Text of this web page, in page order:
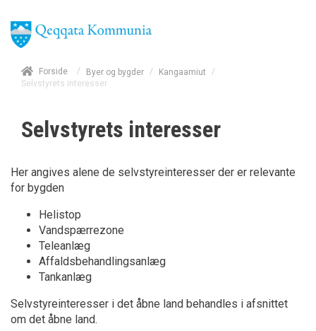
Forside / Byer og bygder / Kangaamiut
/
Selvstyrets interesser
Selvstyrets interesser
Her angives alene de selvstyreinteresser der er relevante
for bygden
Helistop
Vandspærrezone
Teleanlæg
Affaldsbehandlingsanlæg
Tankanlæg
Selvstyreinteresser i det åbne land behandles i afsnittet
om det åbne land.